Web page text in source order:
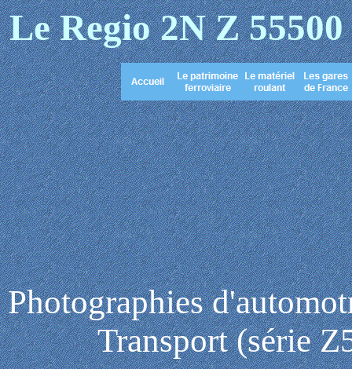
Le Regio 2N Z
Photographies
Transport (série